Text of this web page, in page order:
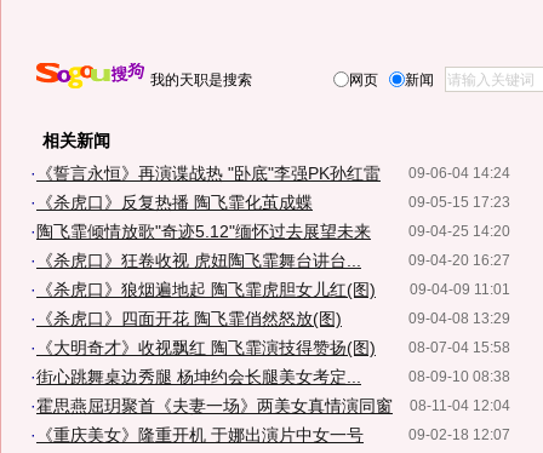
我的天职是搜索 网页 新闻
相关新闻
09-06-04 14:24
· 《誓言永恒》再演谍战热 "卧底"李强PK孙红雷
09-05-15 17:23
· 《杀虎口》反复热播 陶飞霏化茧成蝶
09-04-25 14:20
· 陶飞霏倾情放歌"奇迹5.12"缅怀过去展望未来
09-04-20 16:27
· 《杀虎口》狂卷收视 虎妞陶飞霏舞台讲台...
09-04-09 11:01
· 《杀虎口》狼烟遍地起 陶飞霏虎胆女儿红(图)
09-04-08 13:29
· 《杀虎口》四面开花 陶飞霏俏然怒放(图)
08-07-04 15:58
· 《大明奇才》收视飘红 陶飞霏演技得赞扬(图)
08-09-10 08:38
·街心跳舞桌边秀腿 杨坤约会长腿美女考定...
08-11-04 12:04
·霍思燕屈玥聚首《夫妻一场》两美女真情演同窗
09-02-18 12:07
·
《重庆美女》隆重开机 于娜出演片中女一号